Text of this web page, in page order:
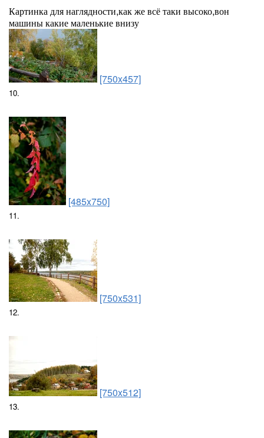
Картинка для наглядности,как же всё таки высоко,вон
машины какие маленькие внизу
[750x457]
10.
[485x750]
11.
[750x531]
12.
[750x512]
13.